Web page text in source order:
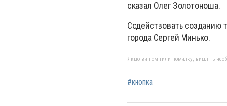
сказал Олег Золотоноша.
Содействовать созданию
города Сергей Минько.
Якщо ви помітили помилку, виділіть
#кнопка